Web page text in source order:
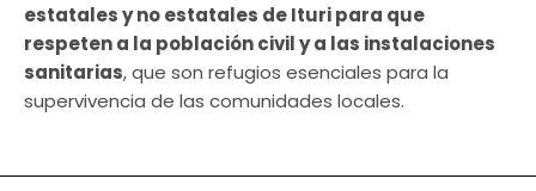
estatales y no estatales de Ituri para que
respeten a la población civil y a las instalaciones
sanitarias, que son refugios esenciales para la
supervivencia de las comunidades locales.